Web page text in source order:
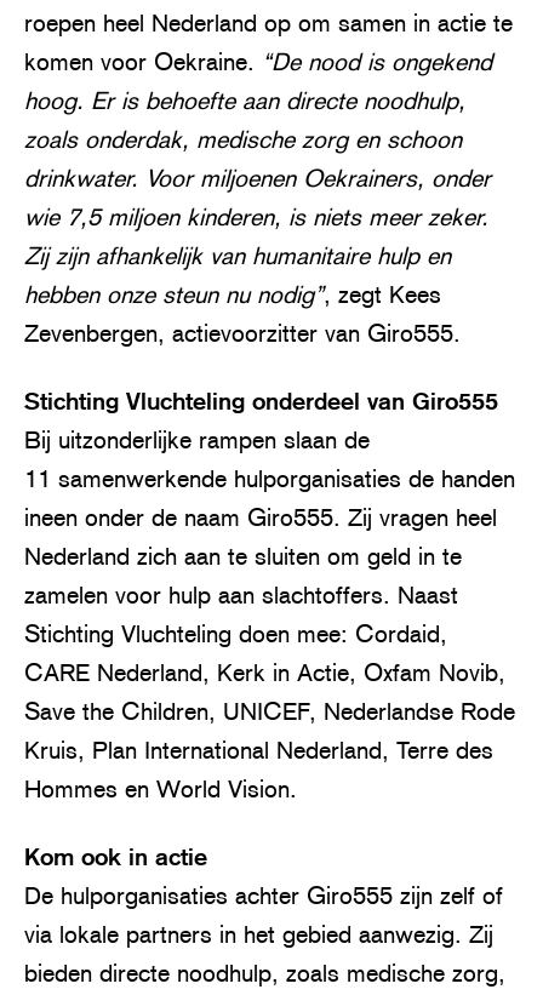
roepen heel Nederland op om samen in actie te
komen voor Oekraine. “De nood is ongekend
hoog. Er is behoefte aan directe noodhulp,
zoals onderdak, medische zorg en schoon
drinkwater. Voor miljoenen Oekrainers, onder
wie 7,5 miljoen kinderen, is niets meer zeker.
Zij zijn afhankelijk van humanitaire hulp en
hebben onze steun nu nodig”, zegt Kees
Zevenbergen, actievoorzitter van Giro555.
Stichting Vluchteling onderdeel van Giro555
Bij uitzonderlijke rampen slaan de
11 samenwerkende hulporganisaties de handen
ineen onder de naam Giro555. Zij vragen heel
Nederland zich aan te sluiten om geld in te
zamelen voor hulp aan slachtoffers. Naast
Stichting Vluchteling doen mee: Cordaid,
CARE Nederland, Kerk in Actie, Oxfam Novib,
Save the Children, UNICEF, Nederlandse Rode
Kruis, Plan International Nederland, Terre des
Hommes en World Vision.
Kom ook in actie
De hulporganisaties achter Giro555 zijn zelf of
via lokale partners in het gebied aanwezig. Zij
bieden directe noodhulp, zoals medische zorg,